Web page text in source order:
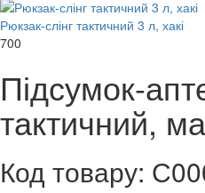
Рюкзак-слінг тактичний 3 л, хакі
700
Підсумок-
тактичний,
Код товару: